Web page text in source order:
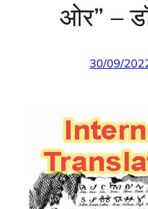
ओर” –
30/09/